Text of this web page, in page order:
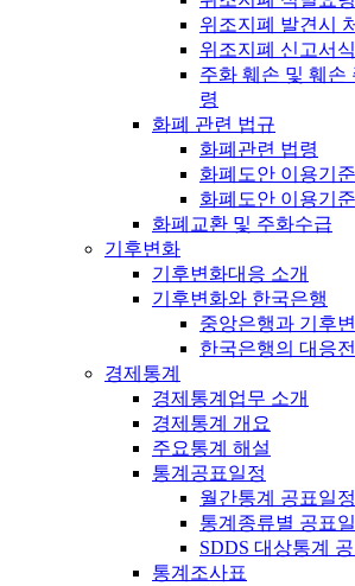
위조지폐 발견시
위조지폐 신고서식
주화 훼손 및 훼손
령
화폐 관련 법규
화폐관련 법령
화폐도안 이용기준
화폐도안 이용기
화폐교환 및 주화수급
기후변화
기후변화대응 소개
기후변화와 한국은행
중앙은행과 기후
한국은행의 대응
경제통계
경제통계업무 소개
경제통계 개요
주요통계 해설
통계공표일정
월간통계 공표일정
통계종류별 공표
SDDS 대상통계
통계조사표